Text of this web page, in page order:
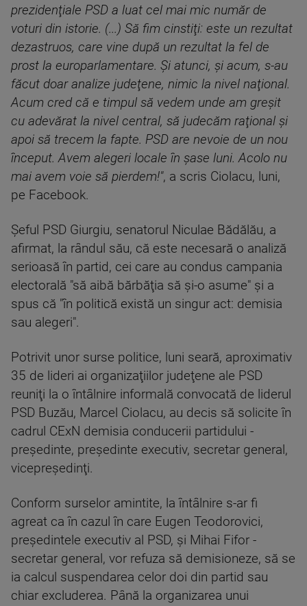
prezidenţiale PSD a luat cel mai mic număr de
voturi din istorie. (...) Să fim cinstiţi: este un rezultat
dezastruos, care vine după un rezultat la fel de
prost la europarlamentare. Şi atunci, şi acum, s-au
făcut doar analize judeţene, nimic la nivel naţional.
Acum cred că e timpul să vedem unde am greşit
cu adevărat la nivel central, să judecăm raţional şi
apoi să trecem la fapte. PSD are nevoie de un nou
început. Avem alegeri locale în şase luni. Acolo nu
mai avem voie să pierdem!", a scris Ciolacu, luni,
pe Facebook.
Şeful PSD Giurgiu, senatorul Niculae Bădălău, a
afirmat, la rândul său, că este necesară o analiză
serioasă în partid, cei care au condus campania
electorală "să aibă bărbăţia să şi-o asume" şi a
spus că "în politică există un singur act: demisia
sau alegeri".
Potrivit unor surse politice, luni seară, aproximativ
35 de lideri ai organizaţiilor judeţene ale PSD
reuniţi la o întâlnire informală convocată de liderul
PSD Buzău, Marcel Ciolacu, au decis să solicite în
cadrul CExN demisia conducerii partidului -
preşedinte, preşedinte executiv, secretar general,
vicepreşedinţi.
Conform surselor amintite, la întâlnire s-ar fi
agreat ca în cazul în care Eugen Teodorovici,
preşedintele executiv al PSD, şi Mihai Fifor -
secretar general, vor refuza să demisioneze, să se
ia calcul suspendarea celor doi din partid sau
chiar excluderea. Până la organizarea unui